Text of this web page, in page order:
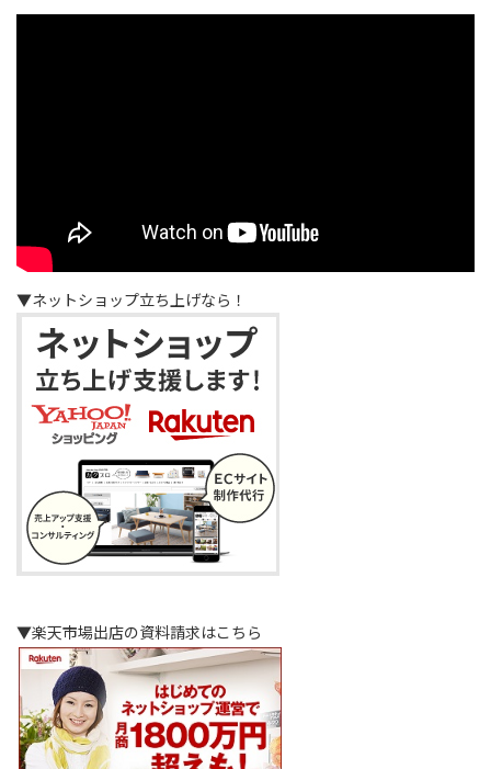
▼ネットショップ立ち上げなら！
▼楽天市場出店の資料請求はこちら